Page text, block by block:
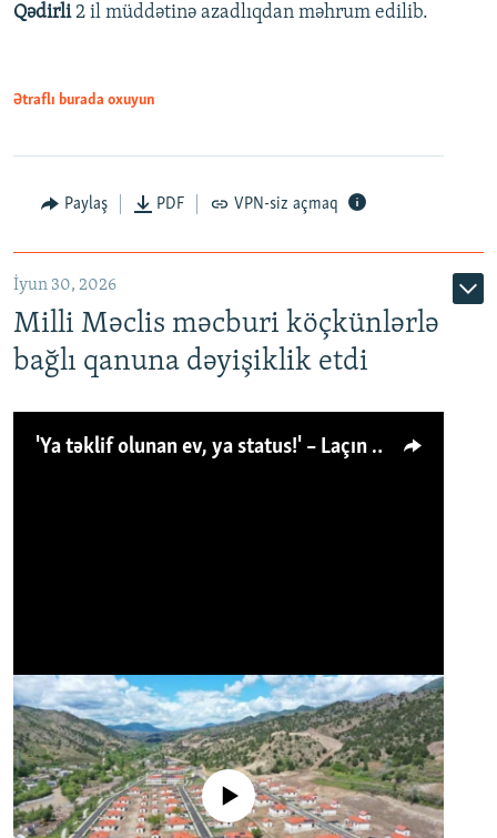
Qədirli2 il müddətinə azadlıqdan məhrum edilib.
Ətraflı burada oxuyun
Paylaş PDF VPN-siz açmaq
İyun 30, 2026
Milli Məclis məcburi köçkünlərlə
bağlı qanuna dəyişiklik etdi
'Ya təklif olunan ev, ya status!' – Laçın köçkünü: 'Laçından başqa heç hara!'
No media source currently available